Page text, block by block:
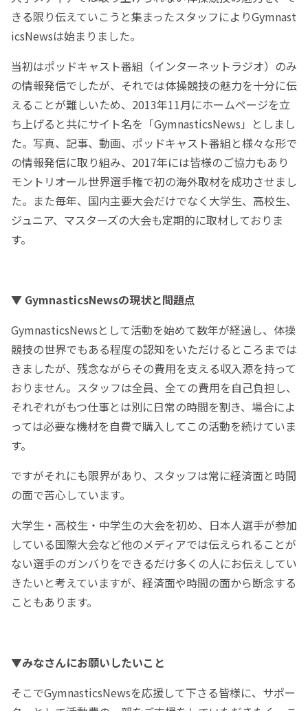
きる限り伝えていこうと集まったスタッフによりGymnast
icsNewsは始まりました。
当初はポッドキャスト番組（インターネットラジオ）のみ
の情報発信でしたが、それでは体操競技の魅力を十分に伝
えることが難しいため、2013年11月にホームページを立
ち上げると共にサイト名を「GymnasticsNews」としまし
た。写真、記事、動画、ポッドキャスト番組と様々な形で
の情報発信に取り組み、2017年には皆様のご協力もあり
モントリオール世界選手権で初の海外取材を成功させまし
た。また毎年、国内主要大会だけでなく大学生、高校生、
ジュニア、マスターズの大会も定期的に取材しておりま
す。
▼ GymnasticsNewsの現状と問題点
GymnasticsNewsとして活動を始めて数年が経過し、体操
競技の世界でもある程度の認知をいただけるところまでは
きましたが、残念ながらその費用を支える収入源を持って
おりません。スタッフは全員、全ての費用を自己負担し、
それぞれがもつ仕事とは別に日常の時間を割き、場合によ
っては必要な機材を自費で購入してこの活動を続けていま
す。
ですがそれにも限界があり、スタッフは常に経済面と時間
の面で苦心しています。
大学生・高校生・中学生の大会を初め、日本人選手が参加
している国際大会など他のメディアでは伝えられることが
ない選手のガンバりをできるだけ多くの人にお伝えしてい
きたいと考えていますが、経済面や時間の面から断念する
こともあります。
▼みなさんにお願いしたいこと
そこでGymnasticsNewsを応援して下さる皆様に、サポー